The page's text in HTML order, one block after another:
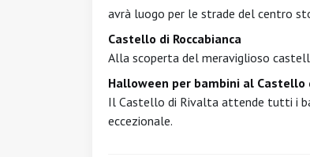
avrà luogo per le strade del centro
Castello di Roccabianca
Alla scoperta del meraviglioso
Halloween per bambini al Castello
Il Castello di Rivalta attende tutti i
eccezionale.